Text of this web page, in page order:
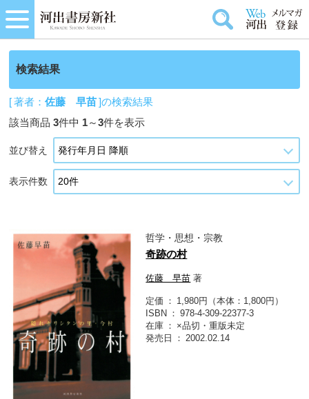
検索結果
[ 著者：佐藤 早苗]の検索結果
該当商品3件中 1～3件を表示
並び替え
表示件数
哲学・思想・宗教
奇跡の村
佐藤 早苗 著
定価
1,980円（本体：1,800円）
ISBN
978-4-309-22377-3
在庫
×品切・重版未定
発売日
2002.02.14